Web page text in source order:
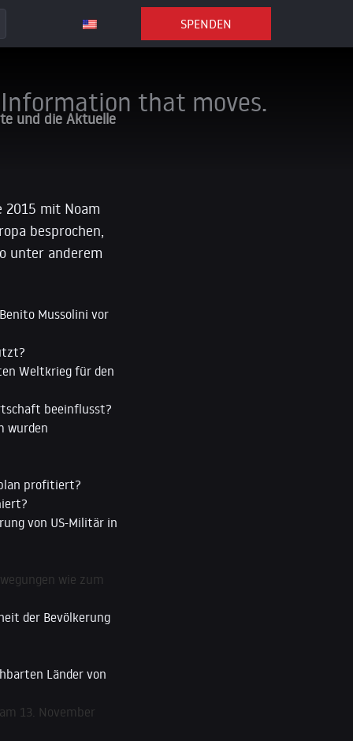
SPENDEN
Information that moves.
und die Aktuelle
2015 mit Noam
besprochen,
unter anderem
Mussolini vor
Weltkrieg für den
beeinflusst?
wurden
profitiert?
von US-Militär in
wie zum
der Bevölkerung
Länder von
13. November